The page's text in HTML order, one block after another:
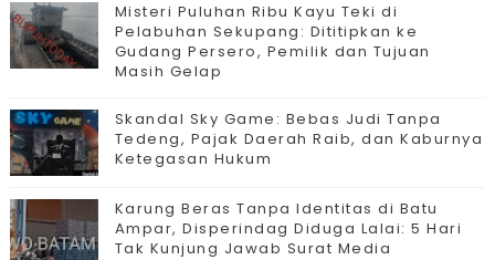
Misteri Puluhan Ribu Kayu Teki di
Pelabuhan Sekupang: Dititipkan ke
Gudang Persero, Pemilik dan Tujuan
Masih Gelap
Skandal Sky Game: Bebas Judi Tanpa
Tedeng, Pajak Daerah Raib, dan Kaburnya
Ketegasan Hukum
Karung Beras Tanpa Identitas di Batu
Ampar, Disperindag Diduga Lalai: 5 Hari
Tak Kunjung Jawab Surat Media